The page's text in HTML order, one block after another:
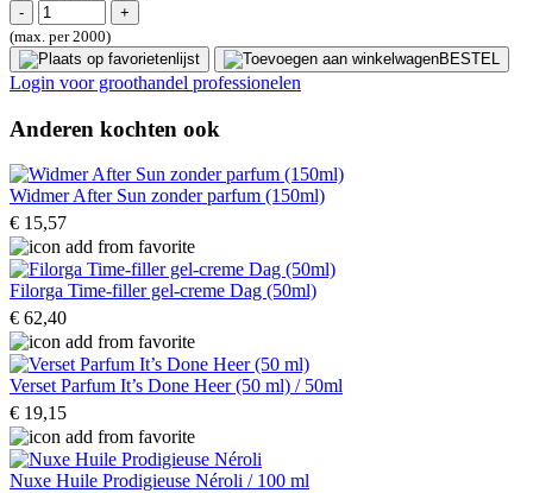
(max. per 2000)
BESTEL
Login voor groothandel professionelen
Anderen kochten ook
Widmer After Sun zonder parfum (150ml)
€ 15,57
Filorga Time-filler gel-creme Dag (50ml)
€ 62,40
Verset Parfum It’s Done Heer (50 ml) / 50ml
€ 19,15
Nuxe Huile Prodigieuse Néroli / 100 ml